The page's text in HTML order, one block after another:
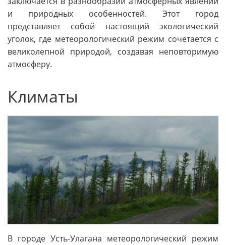
и природных особенностей. Этот город
представляет собой настоящий экологический
уголок, где метеорологический режим сочетается с
великолепной природой, создавая неповторимую
атмосферу.
Климаты
В городе Усть-Улагана метеорологический режим